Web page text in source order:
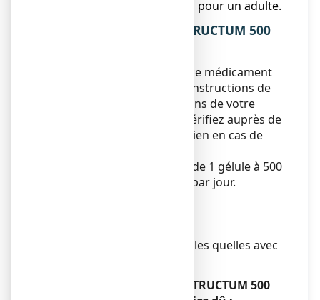
recommandé en sodium pour un adulte.
3. COMMENT PRENDRE STRUCTUM 500
Veillez à toujours prendre ce médicament
en suivant exactement les instructions de
cette notice ou les indications de votre
médecin ou pharmacien. Vérifiez auprès de
votre médecin ou pharmacien en cas de
La dose recommandée est de 1 gélule à 500
mg, 2 fois par jour, soit 1 g par jour.
Les gélules sont à avaler telles quelles avec
Si vous avez pris plus de STRUCTUM 500